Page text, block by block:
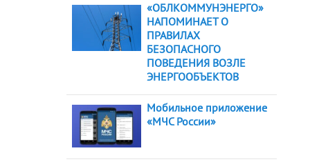
«ОБЛКОММУНЭНЕРГО»
НАПОМИНАЕТ О
ПРАВИЛАХ
БЕЗОПАСНОГО
ПОВЕДЕНИЯ ВОЗЛЕ
ЭНЕРГООБЪЕКТОВ
Мобильное приложение
«МЧС России»